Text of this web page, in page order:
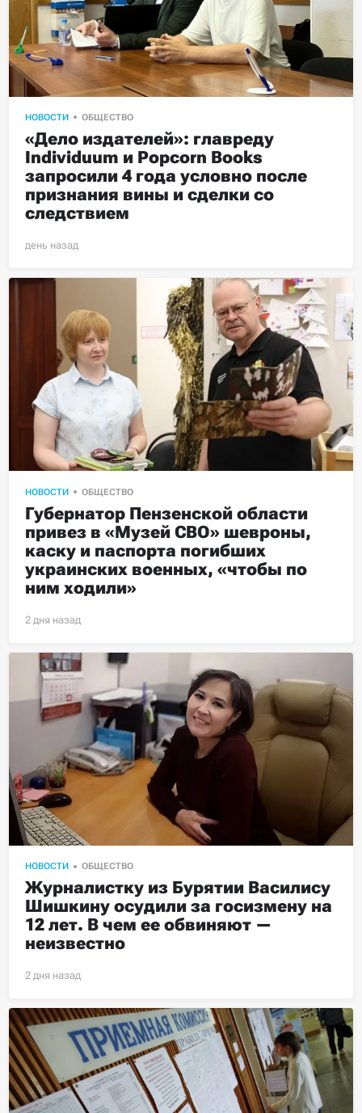
НОВОСТИ ОБЩЕСТВО
«Дело издателей»: главреду
Individuum и Popcorn Books
запросили 4 года условно после
признания вины и сделки со
следствием
НОВОСТИ ОБЩЕСТВО
Губернатор Пензенской области
привез в «Музей СВО» шевроны,
каску и паспорта погибших
украинских военных, «чтобы по
ним ходили»
НОВОСТИ ОБЩЕСТВО
Журналистку из Бурятии Василису
Шишкину осудили за госизмену на
12 лет. В чем ее обвиняют —
неизвестно